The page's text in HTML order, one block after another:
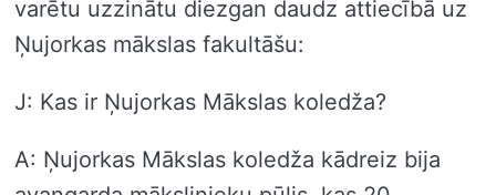
varētu uzzinātu diezgan daudz attiecībā uz
Ņujorkas mākslas fakultāšu:
J: Kas ir Ņujorkas Mākslas koledža?
A: Ņujorkas Mākslas koledža kādreiz bija